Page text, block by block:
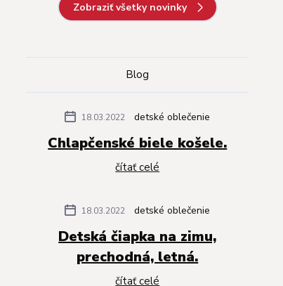
Zobraziť všetky novinky
Blog
18.03.2022 detské oblečenie
Chlapčenské biele košele.
čítať celé
18.03.2022 detské oblečenie
Detská čiapka na zimu,
prechodná, letná.
čítať celé